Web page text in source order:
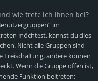
wie trete ich ihnen bei?
im
möchtest, kannst du dies
Nicht alle Gruppen sind
Freischaltung, andere können
Wenn die Gruppe offen ist,
Funktion beitreten;